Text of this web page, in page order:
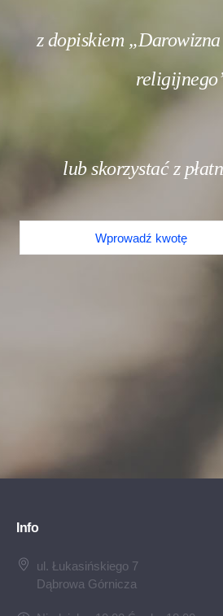
z dopiskiem
lub skorzystać z
Info
ul. Łukasińskiego 7
Dąbrowa Górnicza